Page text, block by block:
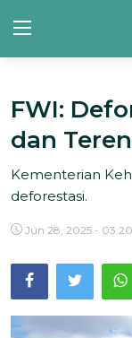
Contact
Tentang Kami
Risalah
Team Kami
Galeri
FWI:
dan
Kementerian
deforestasi.
Jun 28, 2025 - 03:20